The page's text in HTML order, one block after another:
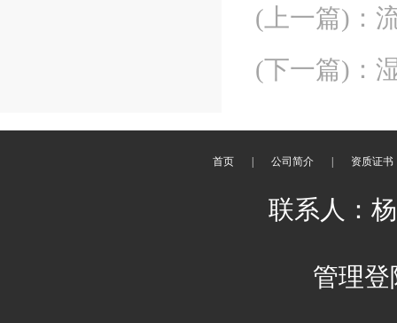
(上一篇) ：
(下一篇) ：
首页 公司简介 资质证书
联系人：
管理登